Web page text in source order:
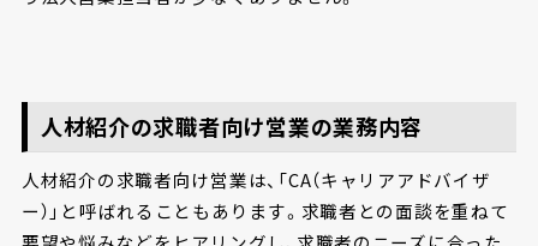
人材紹介の求職者向け営業の業務内容
人材紹介の求職者向け営業は、「CA（キャリアアドバイザ
ー）」と呼ばれることもあります。求職者との面談を重ねて